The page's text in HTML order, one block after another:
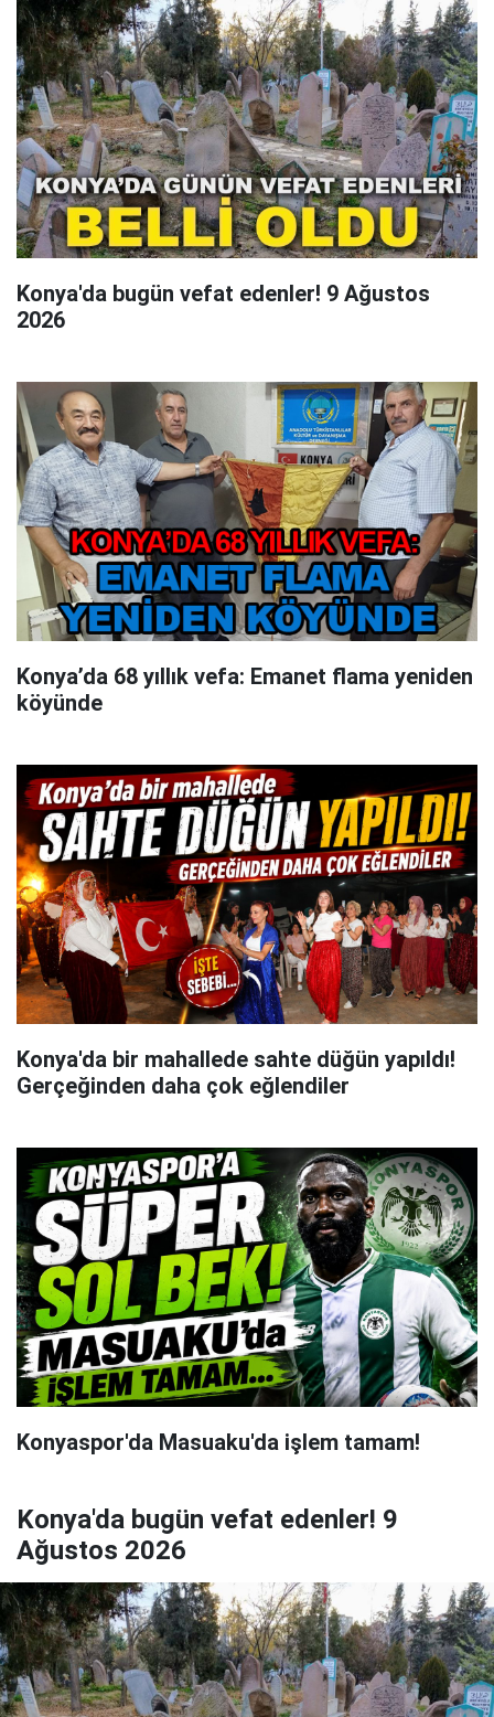
Konya'da bugün vefat edenler! 9 Ağustos
2026
Konya’da 68 yıllık vefa: Emanet flama yeniden
köyünde
Konya'da bir mahallede sahte düğün yapıldı!
Gerçeğinden daha çok eğlendiler
Konyaspor'da Masuaku'da işlem tamam!
Konya'da bugün vefat edenler! 9
Ağustos 2026